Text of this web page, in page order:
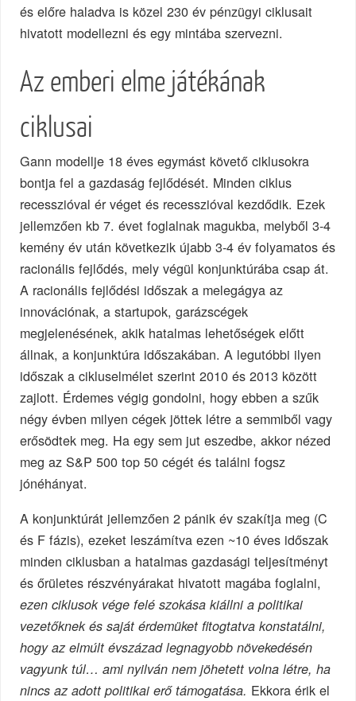
és előre haladva is közel 230 év pénzügyi ciklusait
hivatott modellezni és egy mintába szervezni.
Az emberi elme játékának
ciklusai
Gann modellje 18 éves egymást követő ciklusokra
bontja fel a gazdaság fejlődését. Minden ciklus
recesszióval ér véget és recesszióval kezdődik. Ezek
jellemzően kb 7. évet foglalnak magukba, melyből 3-4
kemény év után következik újabb 3-4 év folyamatos és
racionális fejlődés, mely végül konjunktúrába csap át.
A racionális fejlődési időszak a melegágya az
innovációnak, a startupok, garázscégek
megjelenésének, akik hatalmas lehetőségek előtt
állnak, a konjunktúra időszakában. A legutóbbi ilyen
időszak a cikluselmélet szerint 2010 és 2013 között
zajlott. Érdemes végig gondolni, hogy ebben a szűk
négy évben milyen cégek jöttek létre a semmiből vagy
erősödtek meg. Ha egy sem jut eszedbe, akkor nézed
meg az S&P 500 top 50 cégét és találni fogsz
jónéhányat.
A konjunktúrát jellemzően 2 pánik év szakítja meg (C
és F fázis), ezeket leszámítva ezen ~10 éves időszak
minden ciklusban a hatalmas gazdasági teljesítményt
és őrületes részvényárakat hivatott magába foglalni,
ezen ciklusok vége felé szokása kiállni a politikai
vezetőknek és saját érdemüket fitogtatva konstatálni,
hogy az elmúlt évszázad legnagyobb növekedésén
vagyunk túl… ami nyilván nem jöhetett volna létre, ha
nincs az adott politikai erő támogatása. Ekkora érik el